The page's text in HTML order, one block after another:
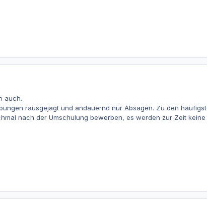
auch.
rausgejagt und andauernd nur Absagen. Zu den
nach der Umschulung bewerben, es werden zur Zeit